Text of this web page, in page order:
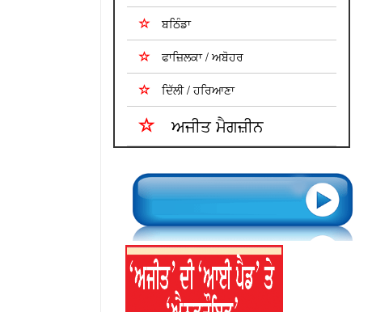
ਬਠਿੰਡਾ
ਫਾਜ਼ਿਲਕਾ / ਅਬੋਹਰ
ਦਿੱਲੀ / ਹਰਿਆਣਾ
ਅਜੀਤ ਮੈਗਜ਼ੀਨ